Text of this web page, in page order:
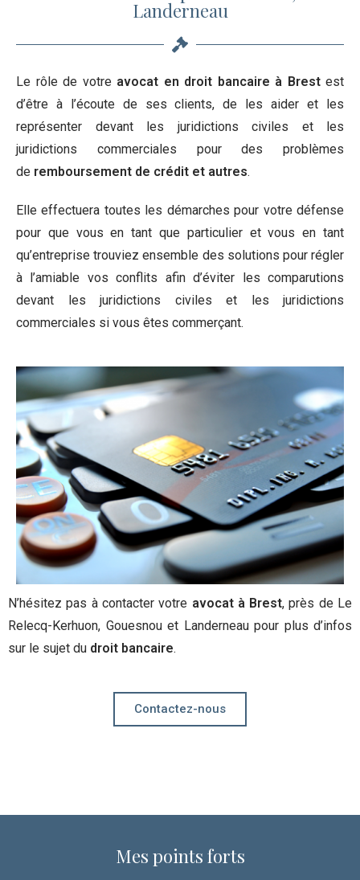
Landerneau
Le rôle de votre avocat en droit bancaire à Brestest
d’être à l’écoute de ses clients, de les aider et les
représenter devant les juridictions civiles et les
juridictions commerciales pour des problèmes
de remboursement de crédit et autres.
Elle effectuera toutes les démarches pour votre défense
pour que vous en tant que particulier et vous en tant
qu’entreprise trouviez ensemble des solutions pour régler
à l’amiable vos conflits afin d’éviter les comparutions
devant les juridictions civiles et les juridictions
commerciales si vous êtes commerçant.
N’hésitez pas à contacter votre avocat à Brest, près de Le
Relecq-Kerhuon, Gouesnou et Landerneau pour plus d’infos
sur le sujet du droit bancaire.
Contactez-nous
Mes points forts